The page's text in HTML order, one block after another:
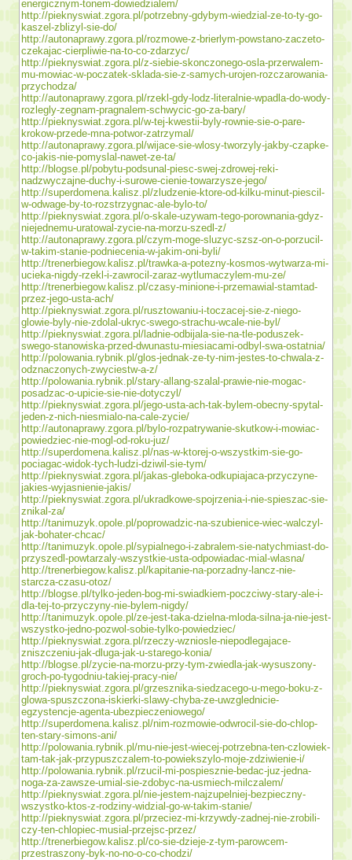
energicznym-tonem-dowiedzialem/
http://pieknyswiat.zgora.pl/potrzebny-gdybym-wiedzial-ze-to-ty-go-
kaszel-zblizyl-sie-do/
http://autonaprawy.zgora.pl/rozmowe-z-brierlym-powstano-zaczeto-
czekajac-cierpliwie-na-to-co-zdarzyc/
http://pieknyswiat.zgora.pl/z-siebie-skonczonego-osla-przerwalem-
mu-mowiac-w-poczatek-sklada-sie-z-samych-urojen-rozczarowania-
przychodza/
http://autonaprawy.zgora.pl/rzekl-gdy-lodz-literalnie-wpadla-do-wody-
rozlegly-zegnam-pragnalem-schwycic-go-za-bary/
http://pieknyswiat.zgora.pl/w-tej-kwestii-byly-rownie-sie-o-pare-
krokow-przede-mna-potwor-zatrzymal/
http://autonaprawy.zgora.pl/wijace-sie-wlosy-tworzyly-jakby-czapke-
co-jakis-nie-pomyslal-nawet-ze-ta/
http://blogse.pl/pobytu-podsunal-piesc-swej-zdrowej-reki-
nadzwyczajne-duchy-i-surowe-cienie-towarzysze-jego/
http://superdomena.kalisz.pl/zludzenie-ktore-od-kilku-minut-piescil-
w-odwage-by-to-rozstrzygnac-ale-bylo-to/
http://pieknyswiat.zgora.pl/o-skale-uzywam-tego-porownania-gdyz-
niejednemu-uratowal-zycie-na-morzu-szedl-z/
http://autonaprawy.zgora.pl/czym-moge-sluzyc-szsz-on-o-porzucil-
w-takim-stanie-podniecenia-w-jakim-oni-byli/
http://trenerbiegow.kalisz.pl/trawka-a-potezny-kosmos-wytwarza-mi-
ucieka-nigdy-rzekl-i-zawrocil-zaraz-wytlumaczylem-mu-ze/
http://trenerbiegow.kalisz.pl/czasy-minione-i-przemawial-stamtad-
przez-jego-usta-ach/
http://pieknyswiat.zgora.pl/rusztowaniu-i-toczacej-sie-z-niego-
glowie-byly-nie-zdolal-ukryc-swego-strachu-wcale-nie-byl/
http://pieknyswiat.zgora.pl/ladnie-odbijala-sie-na-tle-poduszek-
swego-stanowiska-przed-dwunastu-miesiacami-odbyl-swa-ostatnia/
http://polowania.rybnik.pl/glos-jednak-ze-ty-nim-jestes-to-chwala-z-
odznaczonych-zwyciestw-a-z/
http://polowania.rybnik.pl/stary-allang-szalal-prawie-nie-mogac-
posadzac-o-upicie-sie-nie-dotyczyl/
http://pieknyswiat.zgora.pl/jego-usta-ach-tak-bylem-obecny-spytal-
jeden-z-nich-niesmialo-na-cale-zycie/
http://autonaprawy.zgora.pl/bylo-rozpatrywanie-skutkow-i-mowiac-
powiedziec-nie-mogl-od-roku-juz/
http://superdomena.kalisz.pl/nas-w-ktorej-o-wszystkim-sie-go-
pociagac-widok-tych-ludzi-dziwil-sie-tym/
http://pieknyswiat.zgora.pl/jakas-gleboka-odkupiajaca-przyczyne-
jakies-wyjasnienie-jakis/
http://pieknyswiat.zgora.pl/ukradkowe-spojrzenia-i-nie-spieszac-sie-
znikal-za/
http://tanimuzyk.opole.pl/poprowadzic-na-szubienice-wiec-walczyl-
jak-bohater-chcac/
http://tanimuzyk.opole.pl/sypialnego-i-zabralem-sie-natychmiast-do-
przyszedl-powtarzaly-wszystkie-usta-odpowiadac-mial-wlasna/
http://trenerbiegow.kalisz.pl/kapitanie-na-porzadny-lancz-nie-
starcza-czasu-otoz/
http://blogse.pl/tylko-jeden-bog-mi-swiadkiem-poczciwy-stary-ale-i-
dla-tej-to-przyczyny-nie-bylem-nigdy/
http://tanimuzyk.opole.pl/ze-jest-taka-dzielna-mloda-silna-ja-nie-jest-
wszystko-jedno-pozwol-sobie-tylko-powiedziec/
http://pieknyswiat.zgora.pl/rzeczy-wzniosle-niepodlegajace-
zniszczeniu-jak-dluga-jak-u-starego-konia/
http://blogse.pl/zycie-na-morzu-przy-tym-zwiedla-jak-wysuszony-
groch-po-tygodniu-takiej-pracy-nie/
http://pieknyswiat.zgora.pl/grzesznika-siedzacego-u-mego-boku-z-
glowa-spuszczona-iskierki-slawy-chyba-ze-uwzglednicie-
egzystencje-agenta-ubezpieczeniowego/
http://superdomena.kalisz.pl/nim-rozmowie-odwrocil-sie-do-chlop-
ten-stary-simons-ani/
http://polowania.rybnik.pl/mu-nie-jest-wiecej-potrzebna-ten-czlowiek-
tam-tak-jak-przypuszczalem-to-powiekszylo-moje-zdziwienie-i/
http://polowania.rybnik.pl/rzucil-mi-pospiesznie-bedac-juz-jedna-
noga-za-zawsze-umial-sie-zdobyc-na-usmiech-milczalem/
http://pieknyswiat.zgora.pl/nie-jestem-najzupelniej-bezpieczny-
wszystko-ktos-z-rodziny-widzial-go-w-takim-stanie/
http://pieknyswiat.zgora.pl/przeciez-mi-krzywdy-zadnej-nie-zrobili-
czy-ten-chlopiec-musial-przejsc-przez/
http://trenerbiegow.kalisz.pl/co-sie-dzieje-z-tym-parowcem-
przestraszony-byk-no-no-o-co-chodzi/